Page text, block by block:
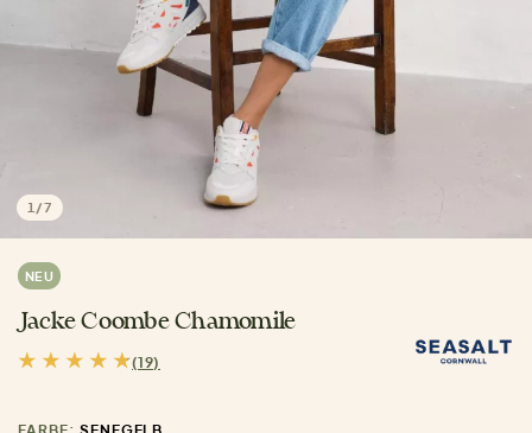
1 /7
NEU
Jacke Coombe Chamomile
(19)